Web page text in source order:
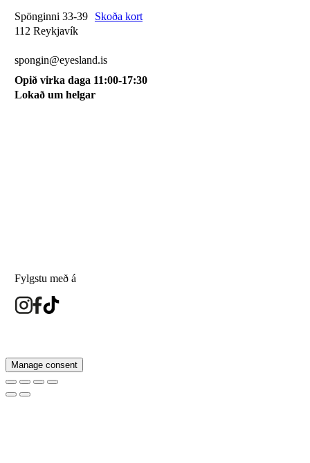
Spönginni 33-39
Skoða kort
112 Reykjavík
spongin@eyesland.is
Opið virka daga 11:00-17:30
Lokað um helgar
Fylgstu með á
Manage consent